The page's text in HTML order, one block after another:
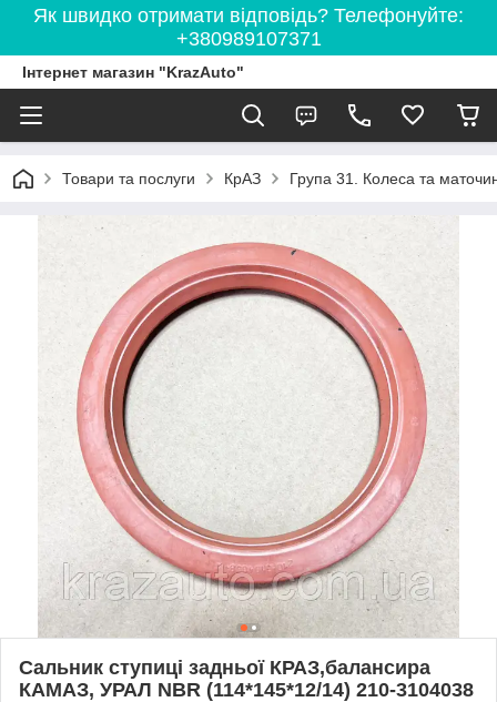
Як швидко отримати відповідь? Телефонуйте:
+380989107371
Інтернет магазин "KrazAuto"
Товари та послуги КрАЗ Група 31. Колеса та
Сальник ступиці задньої КРАЗ,балансира
КАМАЗ, УРАЛ NBR (114*145*12/14) 210-3104038